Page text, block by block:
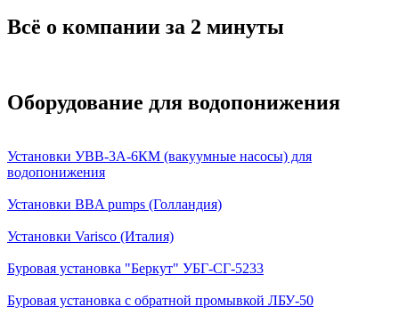
Всё о компании за 2 минуты
Оборудование для водопонижения
Установки УВВ-3А-6КМ (вакуумные насосы) для
водопонижения
Установки BBA pumps (Голландия)
Установки Varisco (Италия)
Буровая установка "Беркут" УБГ-СГ-5233
Буровая установка с обратной промывкой ЛБУ-50